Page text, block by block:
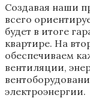
Создавая наши
всего
будет в итоге
квартире. На
обеспечиваем
вентиляции,
электроэнергии.